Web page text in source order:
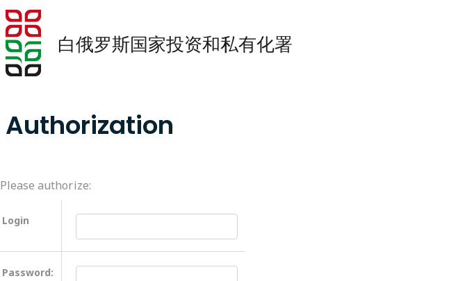
白俄罗斯国家投资和私有化署
Authorization
Please authorize:
Login
Password: